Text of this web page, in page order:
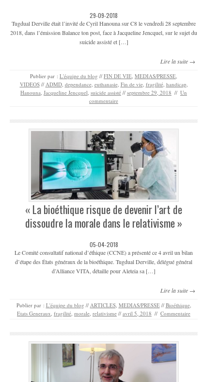
29-09-2018
Tugdual Derville était l’invité de Cyril Hanouna sur C8 le vendredi 28 septembre
2018, dans l’émission Balance ton post, face à Jacqueline Jencquel, sur le sujet du
suicide assisté et […]
Lire la suite →
Publier par : L'équipe du blog // FIN DE VIE MEDIAS/PRESSE
VIDEOS // ADMD, dependance, euthanasie, Fin de vie, fragilité, handicap
Hanouna Jacqueline Jencquel suicide assisté // septembre 29, 2018 // Un
commentaire
« La bioéthique risque de devenir l’art de
dissoudre la morale dans le relativisme »
05-04-2018
Le Comité consultatif national d’éthique (CCNE) a présenté ce 4 avril un bilan
d’étape des États généraux de la bioéthique. Tugdual Derville, délégué général
d’Alliance VITA, détaille pour Aleteia sa […]
Lire la suite →
Publier par : L'équipe du blog // ARTICLES, MEDIAS/PRESSE // Bioéthique,
Etats Generaux fragilité morale relativisme // avril 5, 2018 // Commentaire